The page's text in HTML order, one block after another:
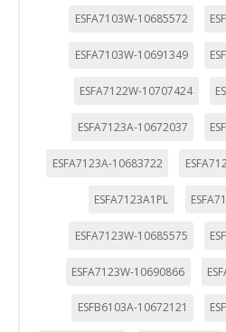
ESFA7103W-10685572
ESFA7103W-10691349
ESFA7122W-10707424
ESFA7123A-10672037
ESFA7123A-10683722
ESFA7123A1PL
ESFA7123W-10685575
ESFA7123W-10690866
ESFB6103A-10672121